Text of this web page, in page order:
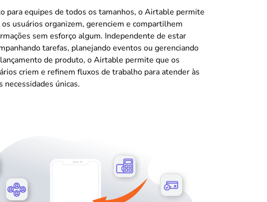
para equipes de todos os tamanhos, o Airtable permite
os usuários organizem, gerenciem e compartilhem
sem esforço algum. Independente de estar
tarefas, planejando eventos ou gerenciando
de produto, o Airtable permite que os
criem e refinem fluxos de trabalho para atender às
necessidades únicas.